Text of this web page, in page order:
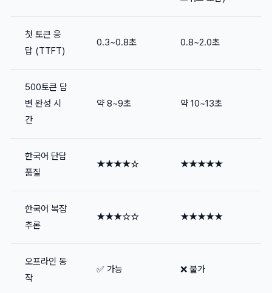
첫 토큰 응
답 (TTFT)
0.3~0.8초 0.8~2.0초
500토큰 답
변 완성 시
간
약 8~9초 약 10~13초
한국어 단답
품질
★★★★☆ ★★★★★
한국어 복잡
추론
★★★☆☆ ★★★★★
오프라인 동
작
✅ 가능 ❌ 불가